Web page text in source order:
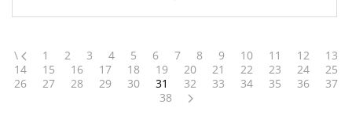
\ 1 2 3 4 5 6 7 8 9 10 11 12
13
14
15 16 17 18 19 20 21 22 23 24
25
26
27 28 29 30 31 32 33 34 35 36
37
38